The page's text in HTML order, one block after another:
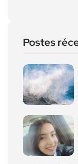
Postes